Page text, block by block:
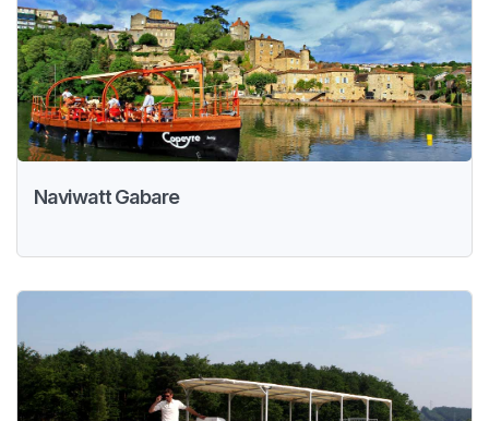
Naviwatt Gabare